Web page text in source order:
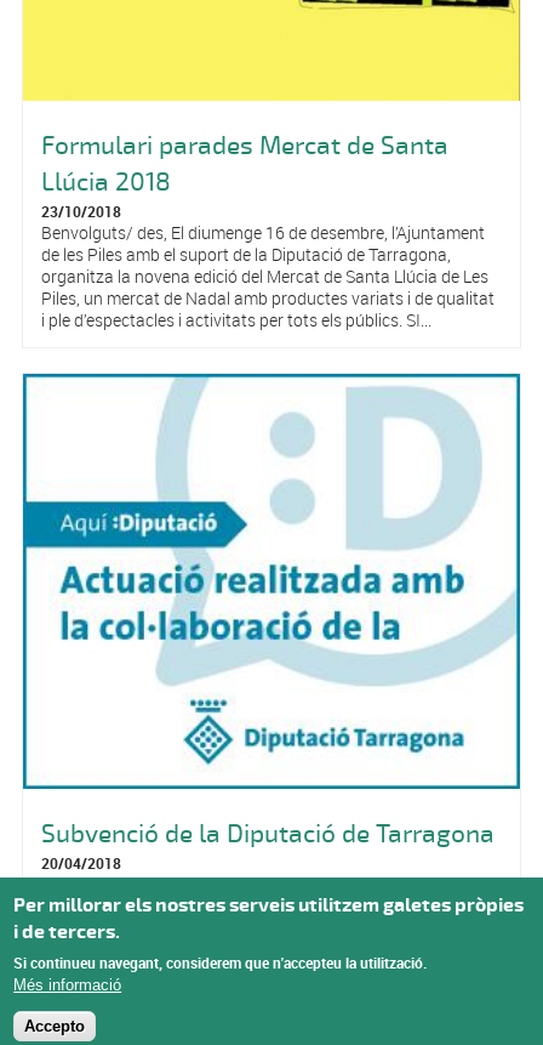
Formulari parades Mercat de Santa
Llúcia 2018
23/10/2018
Benvolguts/ des, El diumenge 16 de desembre, l’Ajuntament
de les Piles amb el suport de la Diputació de Tarragona,
organitza la novena edició del Mercat de Santa Llúcia de Les
Piles, un mercat de Nadal amb productes variats i de qualitat
i ple d’espectacles i activitats per tots els públics. SI...
Subvenció de la Diputació de Tarragona
20/04/2018
Pàgines
« primer ‹ anterior
19
SEGÜENT › últim »
Per millorar els nostres serveis utilitzem galetes pròpies
i de tercers.
Si continueu navegant, considerem que n'accepteu la utilització.
Més informació
Accepto